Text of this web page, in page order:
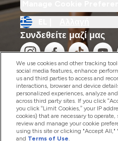
Συνδεθείτε μαζί μας
2026 The Hut.com Ltd
We use cookies and other tracking
social media features, enhance
us and third parties to access and
interactions, browser and device
personalized experiences, analyze
across third party sites. If you click
you click “Limit Cookies,” your IP
cookies) that are necessary to
review and manage your cookie
using this site or clicking "Accept All,"
and Terms of Use.